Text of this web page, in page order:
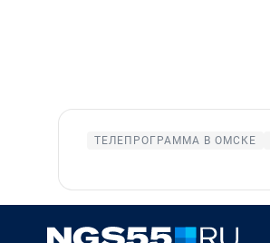
ТЕЛЕПРОГРАММА В ОМСКЕ